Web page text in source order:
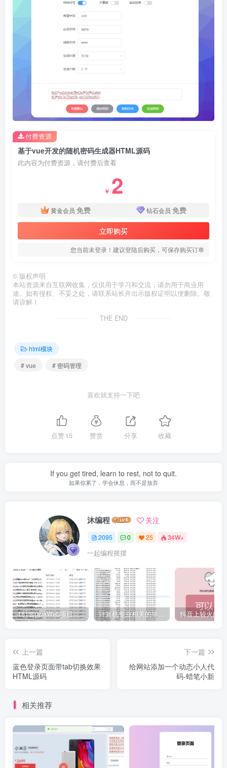
基于vue开发的随机密码生成器HTML源码
此内容为付费资源，请付费后查看
￥ 2
黄金会员 免费 钻石会员 免费
立即购买
您当前未登录！建议登陆后购买，可保存购买订单
付费资源
© 版权声明
本站资源来自互联网收集，仅供用于学习和交流，请勿用于商业用
途。如有侵权、不妥之处，请联系站长并出示版权证明以便删除。敬
请谅解！
THE END
html模块
# vue
# 密码管理
喜欢就支持一下吧
点赞15 赞赏 分享 收藏
If you get tired, learn to rest, not to quit.
如果你累了，学会休息，而不是放弃
沐编程 关注
2095 0 25 34W+
一起编程摇摆
161套javaWeb项目源码免费分享 计算机专业相关的毕业设计论文合集免费下载
上一篇
蓝色登录页面带tab切换效果
HTML源码
下一篇
给网站添加一个动态小人代
码-蜡笔小新
相关推荐